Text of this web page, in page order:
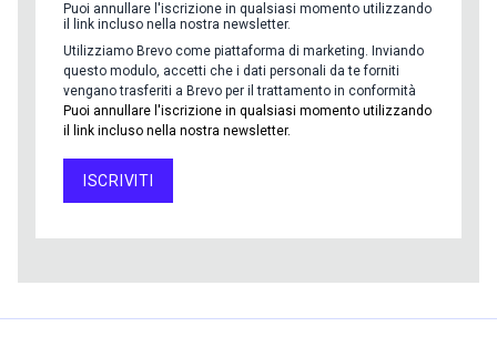
Puoi annullare l'iscrizione in qualsiasi momento utilizzando
il link incluso nella nostra newsletter.
Utilizziamo Brevo come piattaforma di marketing. Inviando
questo modulo, accetti che i dati personali da te forniti
vengano trasferiti a Brevo per il trattamento in conformità
Puoi annullare l'iscrizione in qualsiasi momento utilizzando
il link incluso nella nostra newsletter.
ISCRIVITI